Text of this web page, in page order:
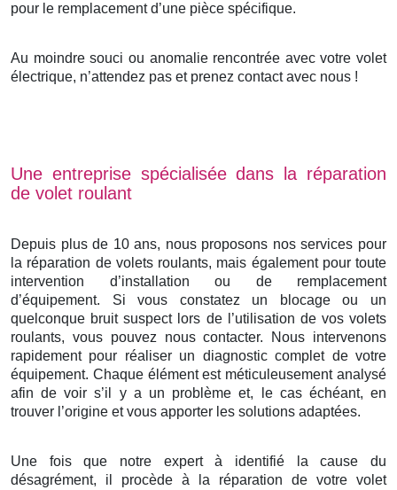
pour le remplacement d’une pièce spécifique.
Au moindre souci ou anomalie rencontrée avec votre volet
électrique, n’attendez pas et prenez contact avec nous !
Une entreprise spécialisée dans la réparation
de volet roulant
Depuis plus de 10 ans, nous proposons nos services pour
la réparation de volets roulants, mais également pour toute
intervention d’installation ou de remplacement
d’équipement. Si vous constatez un blocage ou un
quelconque bruit suspect lors de l’utilisation de vos volets
roulants, vous pouvez nous contacter. Nous intervenons
rapidement pour réaliser un diagnostic complet de votre
équipement. Chaque élément est méticuleusement analysé
afin de voir s’il y a un problème et, le cas échéant, en
trouver l’origine et vous apporter les solutions adaptées.
Une fois que notre expert à identifié la cause du
désagrément, il procède à la réparation de votre volet